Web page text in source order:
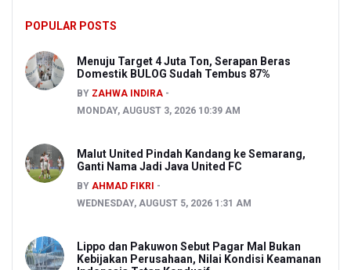
POPULAR POSTS
Menuju Target 4 Juta Ton, Serapan Beras
Domestik BULOG Sudah Tembus 87%
BY ZAHWA INDIRA
MONDAY, AUGUST 3, 2026 10:39 AM
Malut United Pindah Kandang ke Semarang,
Ganti Nama Jadi Java United FC
BY AHMAD FIKRI
WEDNESDAY, AUGUST 5, 2026 1:31 AM
Lippo dan Pakuwon Sebut Pagar Mal Bukan
Kebijakan Perusahaan, Nilai Kondisi Keamanan